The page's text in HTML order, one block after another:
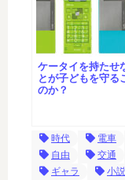
ケータイを持たせ
とが子どもを守る
のか？
時代 電車
自由
交通
ギャラ
小説